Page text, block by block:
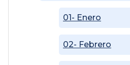
01- Enero
02- Febrero